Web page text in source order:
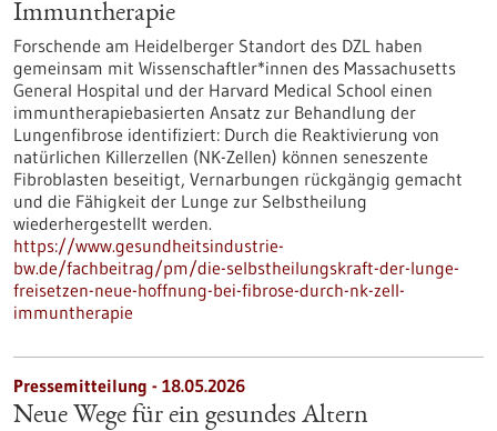
Immuntherapie
Forschende am Heidelberger Standort des DZL haben
gemeinsam mit Wissenschaftler*innen des Massachusetts
General Hospital und der Harvard Medical School einen
immuntherapiebasierten Ansatz zur Behandlung der
Lungenfibrose identifiziert: Durch die Reaktivierung von
natürlichen Killerzellen (NK-Zellen) können seneszente
Fibroblasten beseitigt, Vernarbungen rückgängig gemacht
und die Fähigkeit der Lunge zur Selbstheilung
wiederhergestellt werden.
https://www.gesundheitsindustrie-
bw.de/fachbeitrag/pm/die-selbstheilungskraft-der-lunge-
freisetzen-neue-hoffnung-bei-fibrose-durch-nk-zell-
immuntherapie
Pressemitteilung - 18.05.2026
Neue Wege für ein gesundes Altern